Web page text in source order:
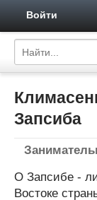
Войти
Запсиба
О Запсибе -
Востоке